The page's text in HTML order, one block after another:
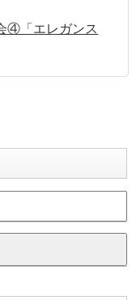
④「エレガンス